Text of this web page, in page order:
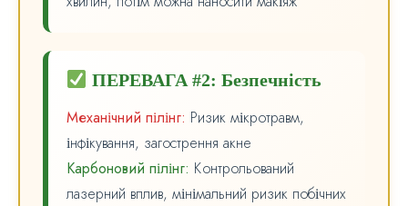
ПЕРЕВАГА #2: Безпечність
Механічний пілінг: Ризик мікротравм,
інфікування, загострення акне
Карбоновий пілінг: Контрольований
лазерний вплив, мінімальний ризик побічних